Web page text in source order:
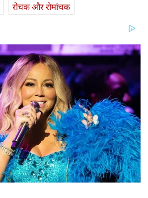
रोचक और रोमांचक